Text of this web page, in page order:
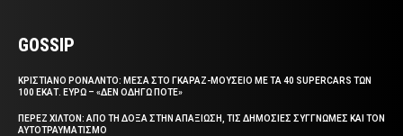
GOSSIP
ΚΡΙΣΤΙΑΝΟ ΡΟΝΑΛΝΤΟ: ΜΕΣΑ ΣΤΟ ΓΚΑΡΑΖ-ΜΟΥΣΕΙΟ ΜΕ ΤΑ 40 SUPERCARS ΤΩΝ
100 ΕΚΑΤ. ΕΥΡΩ – «ΔΕΝ ΟΔΗΓΩ ΠΟΤΕ»
ΠΕΡΕΖ ΧΙΛΤΟΝ: ΑΠΟ ΤΗ ΔΟΞΑ ΣΤΗΝ ΑΠΑΞΙΩΣΗ, ΤΙΣ ΔΗΜΟΣΙΕΣ ΣΥΓΓΝΩΜΕΣ ΚΑΙ ΤΟΝ
ΑΥΤΟΤΡΑΥΜΑΤΙΣΜΟ